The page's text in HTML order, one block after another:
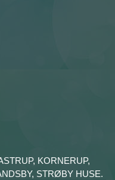
KORNERUP,
STRØBY HUSE.